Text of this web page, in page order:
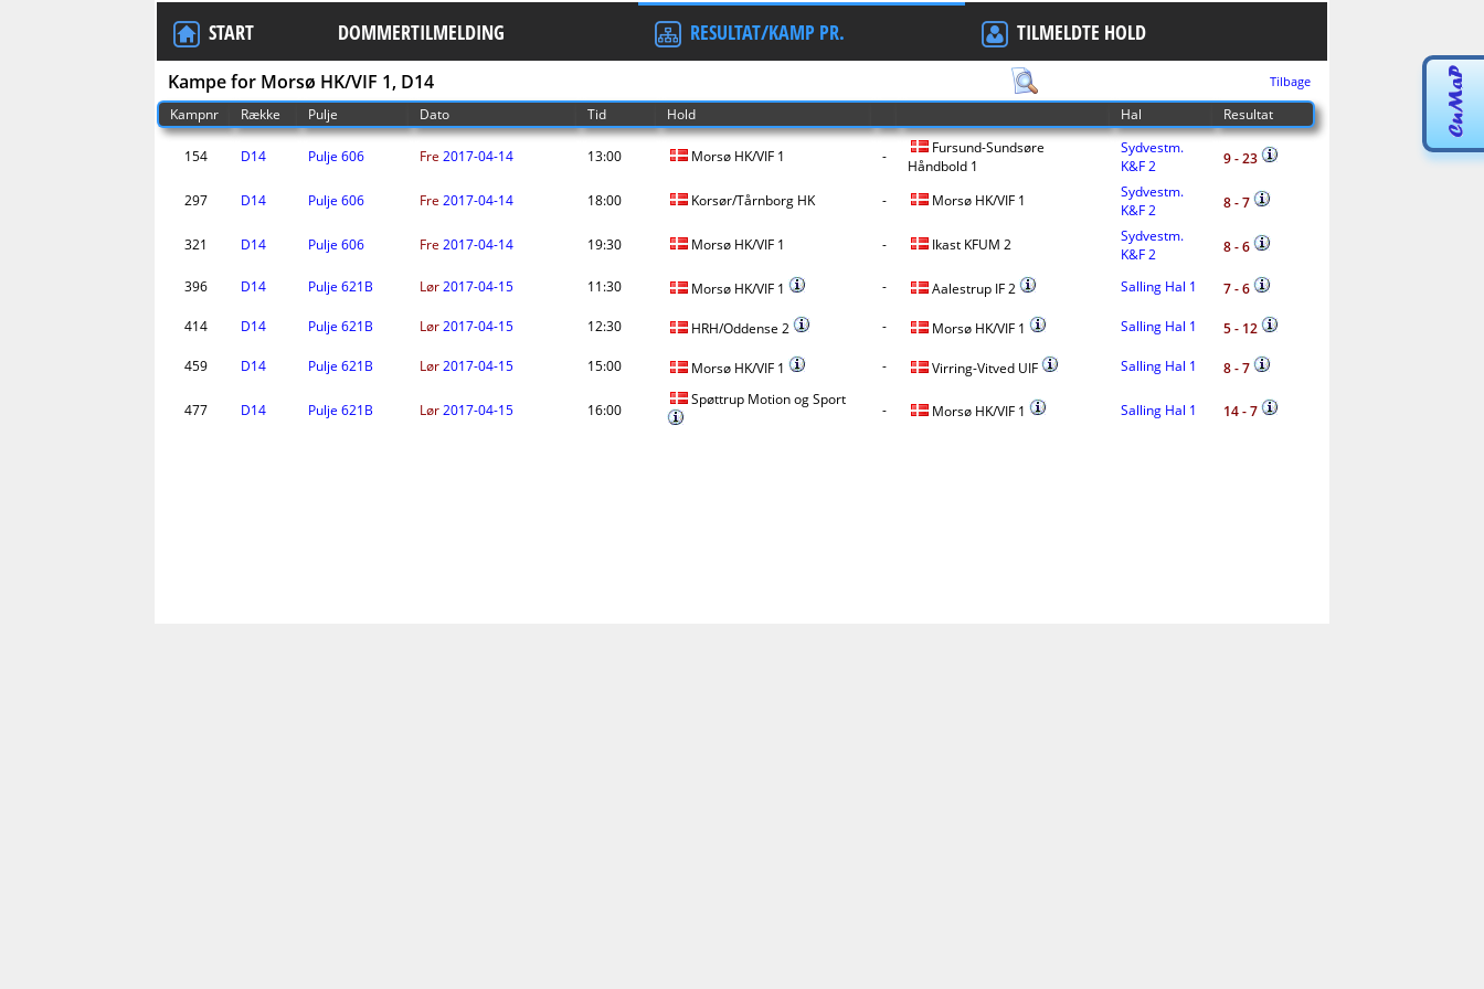
START DOMMERTILMELDING RESULTAT/KAMP PR. TILMELDTE HOLD
Kampe for Morsø HK/VIF 1, D14 Tilbage
Kampnr Række Pulje Dato Tid Hold Hal Resultat
154 D14 Pulje 606 Fre 2017-04-14 13:00 Morsø HK/VIF 1 -
Fursund-Sundsøre
Håndbold 1
Sydvestm.
K&F 2
9 - 23
297 D14 Pulje 606 Fre 2017-04-14 18:00 Korsør/Tårnborg HK - Morsø HK/VIF 1
Sydvestm.
K&F 2
8 - 7
321 D14 Pulje 606 Fre 2017-04-14 19:30 Morsø HK/VIF 1 - Ikast KFUM 2
Sydvestm.
K&F 2
8 - 6
396 D14 Pulje 621B Lør2017-04-15 11:30 Morsø HK/VIF 1 - Aalestrup IF 2 Salling Hal 1
7 - 6
414
D14 Pulje 621B Lør2017-04-15 12:30 HRH/Oddense 2 - Morsø HK/VIF 1 Salling Hal 1
5 - 12
459
D14 Pulje 621B Lør2017-04-15 15:00 Morsø HK/VIF 1 - Virring-Vitved UIF Salling Hal 1 8 - 7
477 D14 Pulje 621B Lør2017-04-15 16:00
Spøttrup Motion og Sport
- Morsø HK/VIF 1 Salling Hal 1 14 - 7